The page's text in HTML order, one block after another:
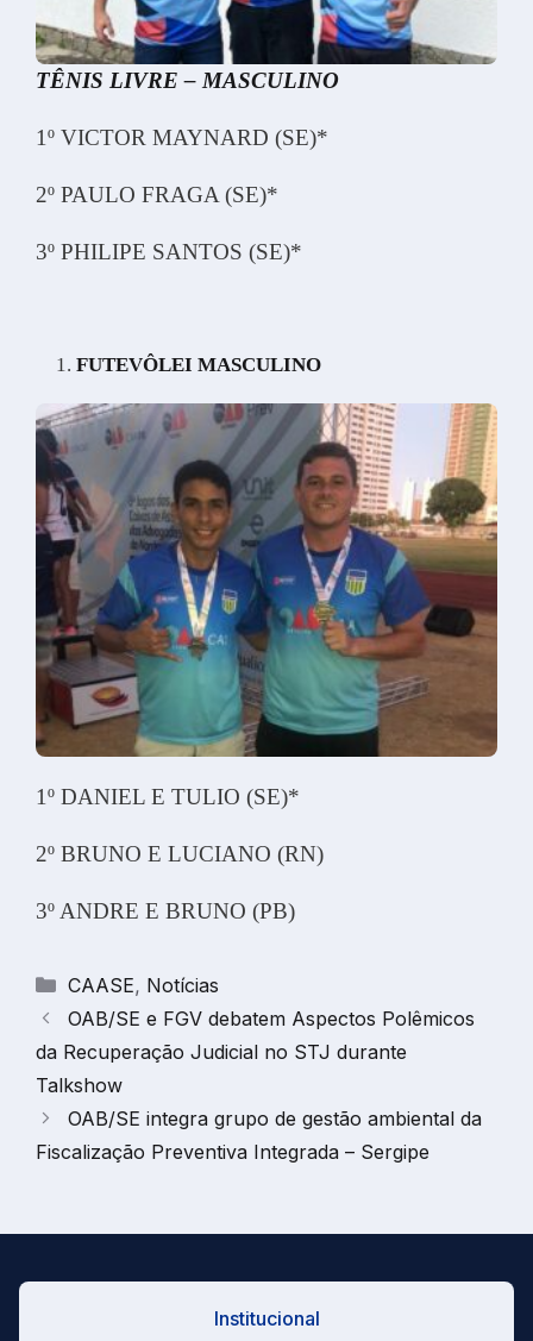
TÊNIS LIVRE – MASCULINO
1º VICTOR MAYNARD (SE)*
2º PAULO FRAGA (SE)*
3º PHILIPE SANTOS (SE)*
FUTEVÔLEI MASCULINO
1º DANIEL E TULIO (SE)*
2º BRUNO E LUCIANO (RN)
3º ANDRE E BRUNO (PB)
Categorias
CAASE, Notícias
OAB/SE e FGV debatem Aspectos Polêmicos
da Recuperação Judicial no STJ durante
Talkshow
OAB/SE integra grupo de gestão ambiental da
Fiscalização Preventiva Integrada – Sergipe
Institucional